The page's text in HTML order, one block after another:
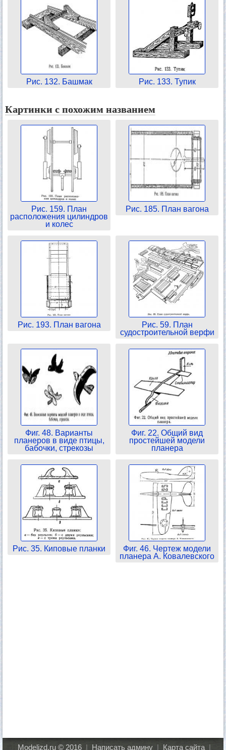
Рис. 132. Башмак Рис. 133. Тупик
Картинки с похожим названием
Рис. 159. План
расположения цилиндров
и колес
Рис. 185. План вагона
Рис. 193. План вагона
Рис. 59. План
судостроительной верфи
Фиг. 48. Варианты
планеров в виде птицы,
бабочки, стрекозы
Фиг. 22. Общий вид
простейшей модели
планера
Рис. 35. Киповые планки
Фиг. 46. Чертеж модели
планера А. Ковалевского
Modelizd.ru © 2016 | Написать админу | Карта сайта |